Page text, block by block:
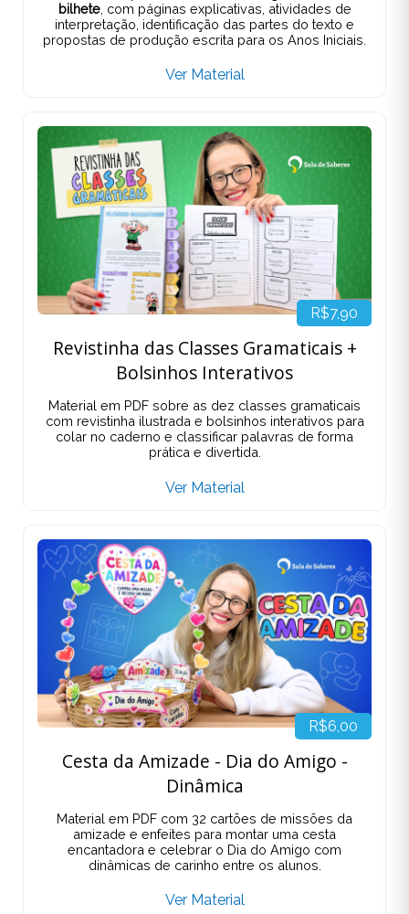
bilhete, com páginas explicativas, atividades de
interpretação, identificação das partes do texto e
propostas de produção escrita para os Anos Iniciais.
Ver Material
R$7,90
Revistinha das Classes Gramaticais +
Bolsinhos Interativos
Material em PDF sobre as dez classes gramaticais
com revistinha ilustrada e bolsinhos interativos para
colar no caderno e classificar palavras de forma
prática e divertida.
Ver Material
R$6,00
Cesta da Amizade - Dia do Amigo -
Dinâmica
Material em PDF com 32 cartões de missões da
amizade e enfeites para montar uma cesta
encantadora e celebrar o Dia do Amigo com
dinâmicas de carinho entre os alunos.
Ver Material